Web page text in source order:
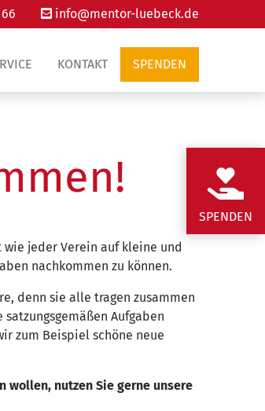
SPENDEN
info@mentor-luebeck.de
KONTAKT SPENDEN
wie jeder Verein auf kleine und
nachkommen zu können.
denn sie alle tragen zusammen
Aufgaben
zum Beispiel schöne neue
wollen, nutzen Sie gerne unsere
Home
Aktuelles
Service
Kontakt
Spenden